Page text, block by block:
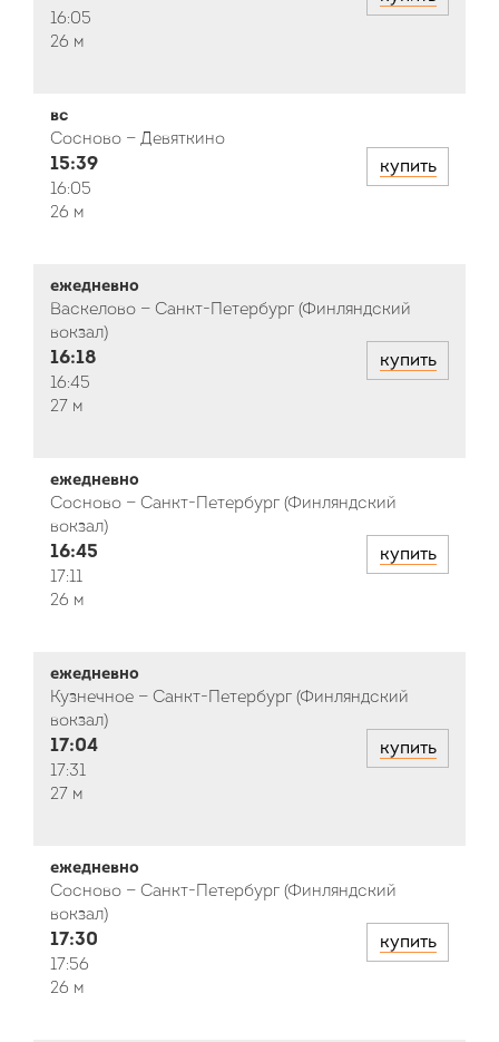
16:05
26 м
вс
Сосново — Девяткино
15:39
16:05
26 м
купить
ежедневно
Васкелово — Санкт-Петербург (Финляндский
вокзал)
16:18
16:45
27 м
купить
ежедневно
Сосново — Санкт-Петербург (Финляндский
вокзал)
16:45
17:11
26 м
купить
ежедневно
Кузнечное — Санкт-Петербург (Финляндский
вокзал)
17:04
17:31
27 м
купить
ежедневно
Сосново — Санкт-Петербург (Финляндский
вокзал)
17:30
17:56
26 м
купить